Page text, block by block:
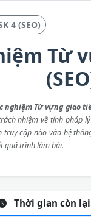
4 (SEO)
Từ
nghiệm Từ vựng giao
nhiệm về tính pháp
truy cập nào vào hệ
quá trình làm bài.
Thời gian còn